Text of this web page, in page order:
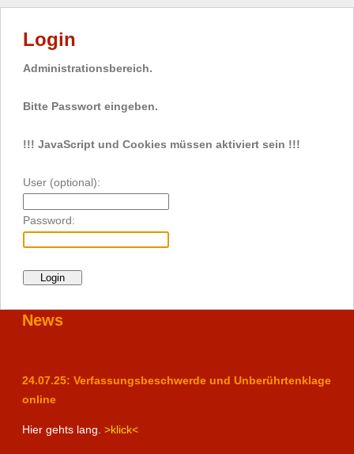
Login
Administrationsbereich.
Bitte Passwort eingeben.
!!! JavaScript und Cookies müssen aktiviert sein !!!
User (optional):
Password:
News
24.07.25: Verfassungsbeschwerde und Unberührtenklage
online
Hier gehts lang. >klick<